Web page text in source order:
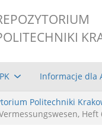
Informacje dla
Politechniki
Heft